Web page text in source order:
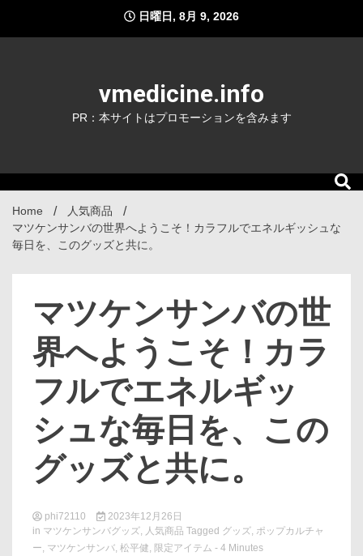
content
日曜日, 8月 9, 2026
vmedicine.info
PR：本サイトはプロモーションを含みます
Home
人気商品
マツケンサンバの世界へようこそ！カラフルでエネルギッシュな
毎日を、このグッズと共に。
マツケンサンバの世
界へようこそ！カラ
フルでエネルギッ
シュな毎日を、この
グッズと共に。
phi72110
2023年12月26日
in マツケンサンバグッズ, 人気商品 Tagged グッズ, ポップカルチャ
ー, マツケンサンバ, 松平健, 限定アイテム - 4 Minutes